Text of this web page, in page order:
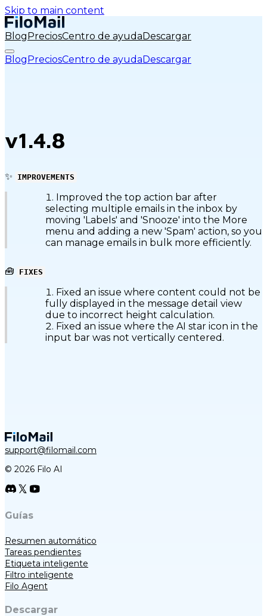
Skip to main content
BlogPreciosCentro de ayudaDescargar
BlogPreciosCentro de ayudaDescargar
v1.4.8
✨ IMPROVEMENTS
Improved the top action bar after
selecting multiple emails in the inbox by
moving 'Labels' and 'Snooze' into the More
menu and adding a new 'Spam' action, so you
can manage emails in bulk more efficiently.
🧰 FIXES
Fixed an issue where content could not be
fully displayed in the message detail view
due to incorrect height calculation.
Fixed an issue where the AI star icon in the
input bar was not vertically centered.
support@filomail.com
© 2026 Filo AI
Guías
Resumen automático
Tareas pendientes
Etiqueta inteligente
Filtro inteligente
Filo Agent
Descargar